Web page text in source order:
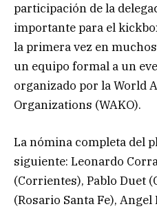
participación de la
importante para el
la primera vez en
un equipo formal a un
organizado por la World
Organizations (WAKO).
La nómina completa del
siguiente: Leonardo
(Corrientes), Pablo Duet
(Rosario Santa Fe),